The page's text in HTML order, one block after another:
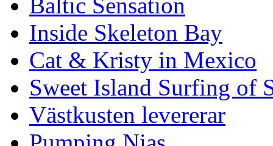
Inside Skeleton Bay
Cat & Kristy in Mexico
Sweet Island Surfing of
Västkusten levererar